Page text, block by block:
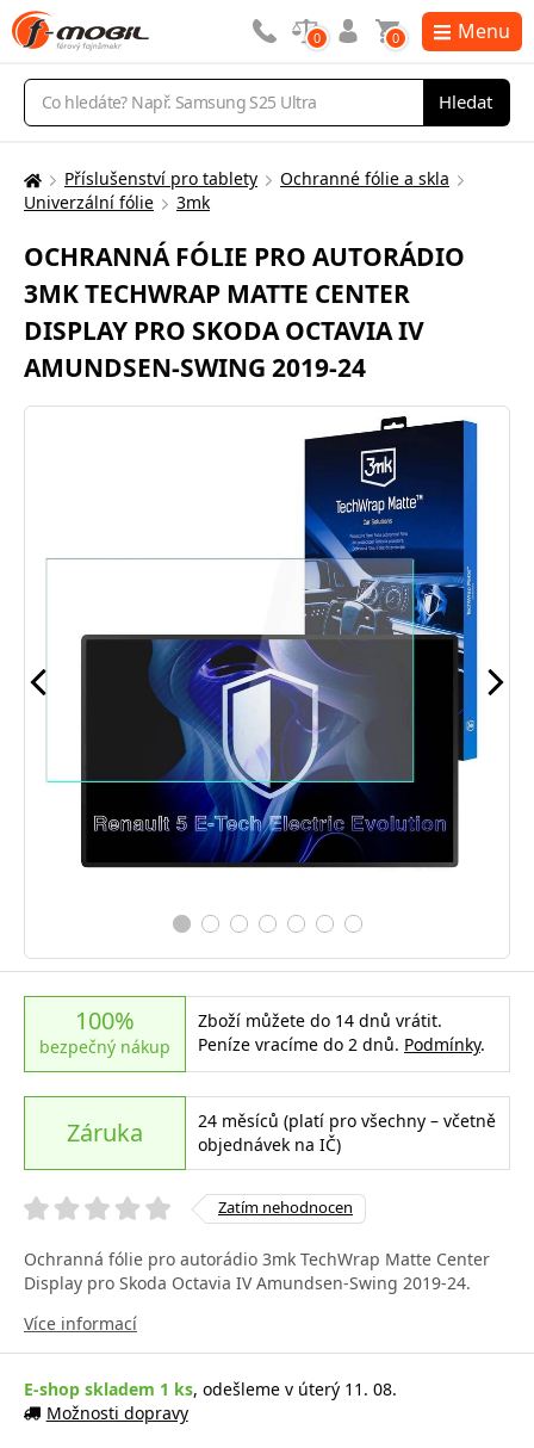
Vyhledávání
Hledat
0 0 Menu
Zde
nacházíte:
Příslušenství pro tablety
Ochranné fólie a skla
Univerzální fólie
3mk
OCHRANNÁ FÓLIE PRO AUTORÁDIO
3MK TECHWRAP MATTE CENTER
DISPLAY PRO SKODA OCTAVIA IV
AMUNDSEN-SWING 2019-24
100%
bezpečný nákup
Zboží můžete do 14 dnů vrátit.
Peníze vracíme do 2 dnů. Podmínky.
Záruka
24 měsíců (platí pro všechny – včetně
objednávek na IČ)
Zatím nehodnocen
Ochranná fólie pro autorádio 3mk TechWrap Matte Center
Display pro Skoda Octavia IV Amundsen-Swing 2019-24.
Více informací
E-shop skladem 1 ks, odešleme v úterý 11. 08.
Možnosti dopravy